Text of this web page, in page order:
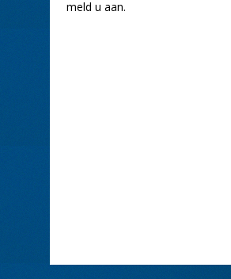
meld u aan.